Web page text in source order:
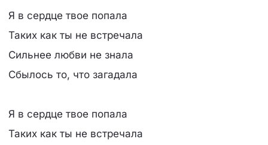
Я в сердце твое попала
Таких как ты не встречала
Сильнее любви не знала
Сбылось то, что загадала
Я в сердце твое попала
Таких как ты не встречала